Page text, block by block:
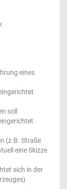
eines
soll
(z.B. Straße
eine Skizze
sich in der